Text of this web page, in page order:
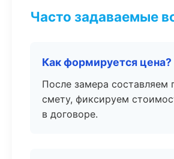
Часто задаваемые
Как формируется цена?
После замера составляем
смету, фиксируем
в договоре.